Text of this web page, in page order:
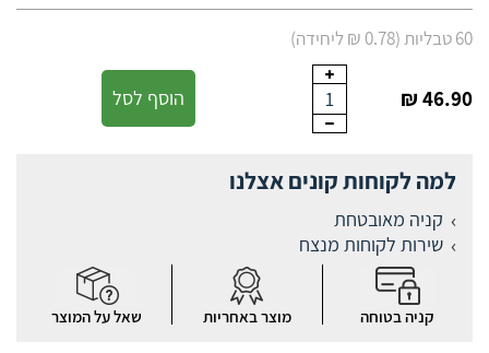
60 טבליות (0.78 ₪ ליחידה)
46.90 ₪
1 הוסף לסל
למה לקוחות קונים אצלנו
קניה מאובטחת
שירות לקוחות מנצח
קניה בטוחה מוצר באחריות שאל על המוצר